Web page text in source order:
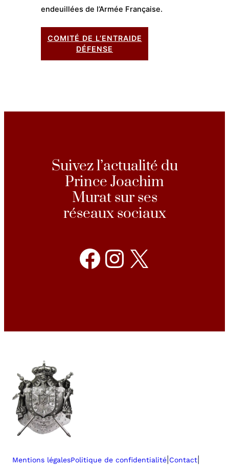
endeuillées de l’Armée Française.
COMITÉ DE L’ENTRAIDE
DÉFENSE
Suivez l’actualité du
Prince Joachim
Murat sur ses
réseaux sociaux
Facebook
Instagram
X
Mentions légalesPolitique de confidentialité Contact